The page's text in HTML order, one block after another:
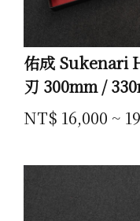
佑成 Sukenari
刃 300mm /
NT$ 16,000 ~